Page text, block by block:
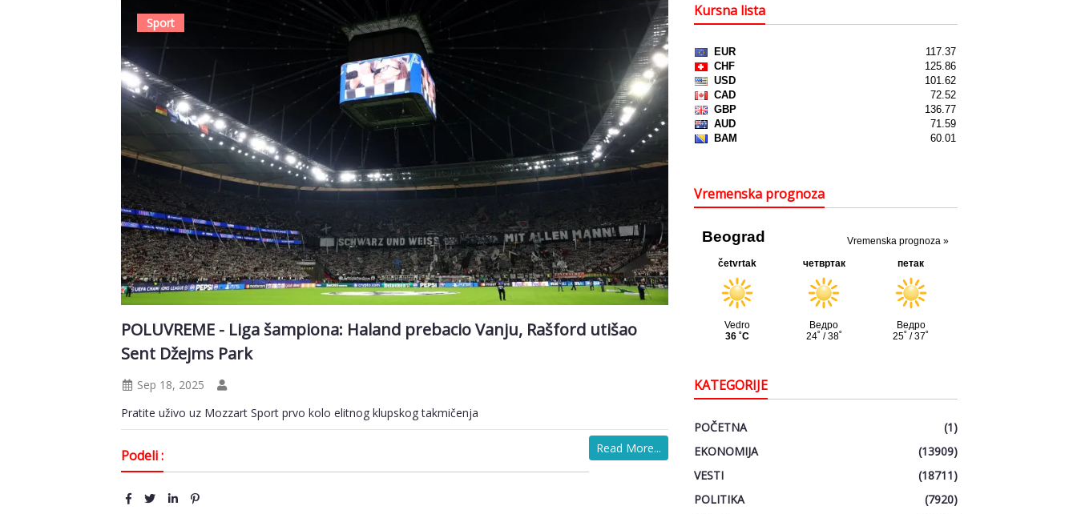
Sport
POLUVREME - Liga šampiona: Haland prebacio Vanju, Rašford utišao
Sent Džejms Park
Sep 18, 2025
Pratite uživo uz Mozzart Sport prvo kolo elitnog klupskog takmičenja
Read More...
Podeli :
Kursna lista
Vremenska prognoza
KATEGORIJE
POČETNA
(1)
EKONOMIJA
(13909)
VESTI
(18711)
POLITIKA
(7920)